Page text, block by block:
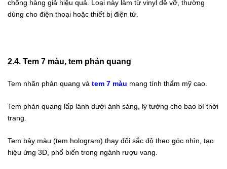
chống hàng giả hiệu quả. Loại này làm từ vinyl dễ vỡ, thường
dùng cho điện thoại hoặc thiết bị điện tử.
2.4. Tem 7 màu, tem phản quang
Tem nhãn phản quang và tem 7 màu mang tính thẩm mỹ cao.
Tem phản quang lấp lánh dưới ánh sáng, lý tưởng cho bao bì thời
trang.
Tem bảy màu (tem hologram) thay đổi sắc độ theo góc nhìn, tạo
hiệu ứng 3D, phổ biến trong ngành rượu vang.